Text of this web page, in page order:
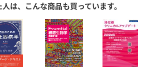
は、こんな商品も買っています。